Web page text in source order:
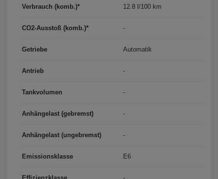
Verbrauch (komb.)* 12.8 l/100 km
CO2-Ausstoß (komb.)* -
Getriebe Automatik
Antrieb -
Tankvolumen -
Anhängelast (gebremst) -
Anhängelast (ungebremst) -
Emissionsklasse E6